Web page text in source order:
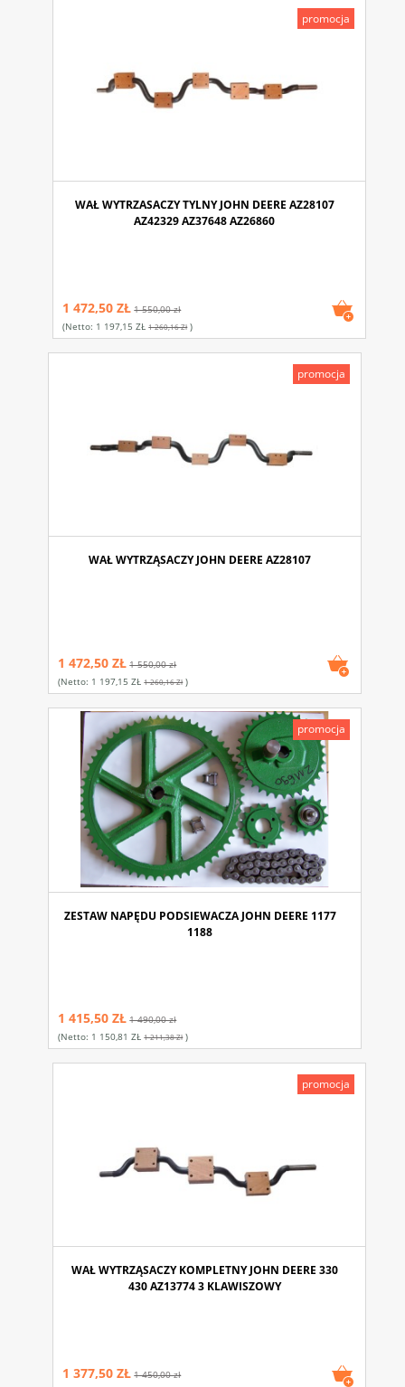
WAŁ WYTRZASACZY TYLNY JOHN DEERE AZ28107
AZ42329 AZ37648 AZ26860
1 472,50 ZŁ 1 550,00 zł
(netto: 1 197,15 ZŁ 1 260,16 Zł)
promocja
WAŁ WYTRZĄSACZY JOHN DEERE AZ28107
1 472,50 ZŁ 1 550,00 zł
(netto: 1 197,15 ZŁ 1 260,16 Zł)
promocja
ZESTAW NAPĘDU PODSIEWACZA JOHN DEERE 1177
1188
1 415,50 ZŁ 1 490,00 zł
(netto: 1 150,81 ZŁ 1 211,38 Zł)
promocja
WAŁ WYTRZĄSACZY KOMPLETNY JOHN DEERE 330
430 AZ13774 3 KLAWISZOWY
1 377,50 ZŁ 1 450,00 zł
promocja